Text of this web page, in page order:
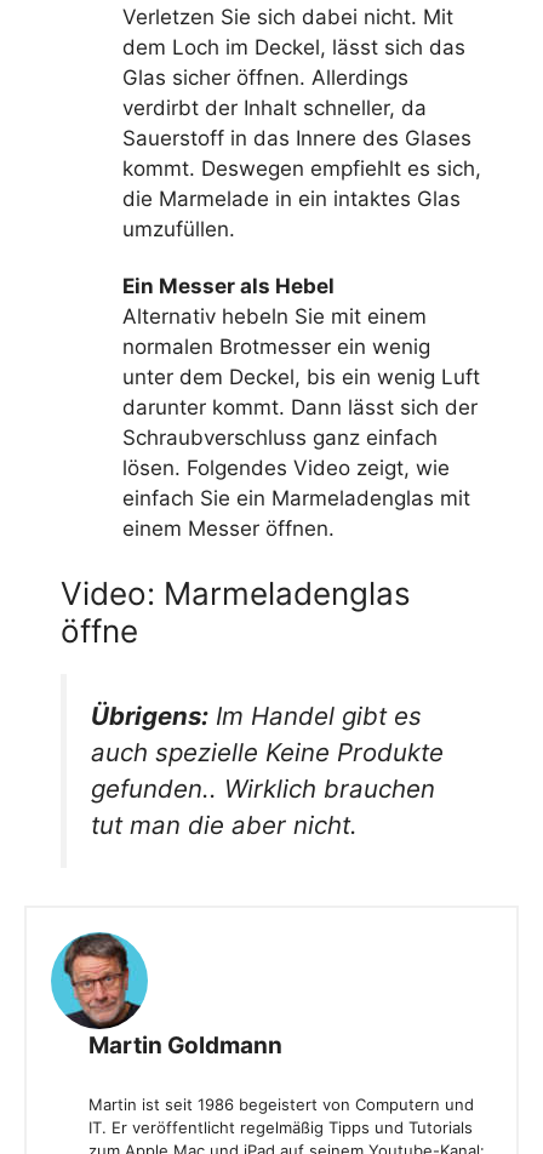
Verletzen Sie sich dabei nicht. Mit
dem Loch im Deckel, lässt sich das
Glas sicher öffnen. Allerdings
verdirbt der Inhalt schneller, da
Sauerstoff in das Innere des Glases
kommt. Deswegen empfiehlt es sich,
die Marmelade in ein intaktes Glas
umzufüllen.
Ein Messer als Hebel
Alternativ hebeln Sie mit einem
normalen Brotmesser ein wenig
unter dem Deckel, bis ein wenig Luft
darunter kommt. Dann lässt sich der
Schraubverschluss ganz einfach
lösen. Folgendes Video zeigt, wie
einfach Sie ein Marmeladenglas mit
einem Messer öffnen.
Video: Marmeladenglas
öffne
Übrigens: Im Handel gibt es
auch spezielle Keine Produkte
gefunden.. Wirklich brauchen
tut man die aber nicht.
Martin Goldmann
Martin ist seit 1986 begeistert von Computern und
IT. Er veröffentlicht regelmäßig Tipps und Tutorials
zum Apple Mac und iPad auf seinem Youtube-Kanal: